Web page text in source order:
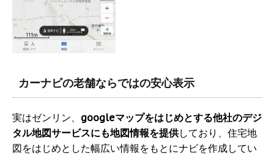
カーナビの老舗ならではの安心表示
実はゼンリン、 googleマップをはじめとする他社のデジ
タル地図サービスにも地図情報を提供しており、住宅地
図をはじめとした幅広い情報をもとにナビを作成してい